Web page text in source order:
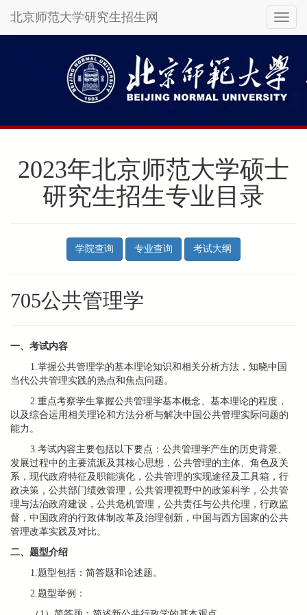
Toggle
北京师范大学研究生招生网
2023年北京师范大学硕士
研究生招生专业目录
学院查询 专业查询 考试大纲
705公共管理学
一、考试内容
1.掌握公共管理学的基本理论知识和相关分析方法，知晓中国
当代公共管理实践的热点和焦点问题。
2.重点考察学生掌握公共管理学基本概念、基本理论的程度，
以及综合运用相关理论和方法分析与解决中国公共管理实际问题的
能力。
3.考试内容主要包括以下要点：公共管理学产生的历史背景、
发展过程中的主要流派及其核心思想，公共管理的主体、角色及关
系，现代政府特征及职能演化，公共管理的实现途径及工具箱，行
政决策，公共部门绩效管理，公共管理视野中的政策科学，公共管
理与法治政府建设，公共危机管理，公共责任与公共伦理，行政监
督，中国政府的行政体制改革及治理创新，中国与西方国家的公共
管理改革实践及对比。
二、题型介绍
1.题型包括：简答题和论述题。
2.题型举例：